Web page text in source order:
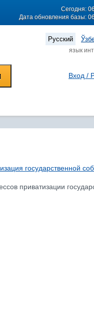
Сегодня:
Дата обновления базы: 06
Русский
язык
Вход /
государственной
приватизации